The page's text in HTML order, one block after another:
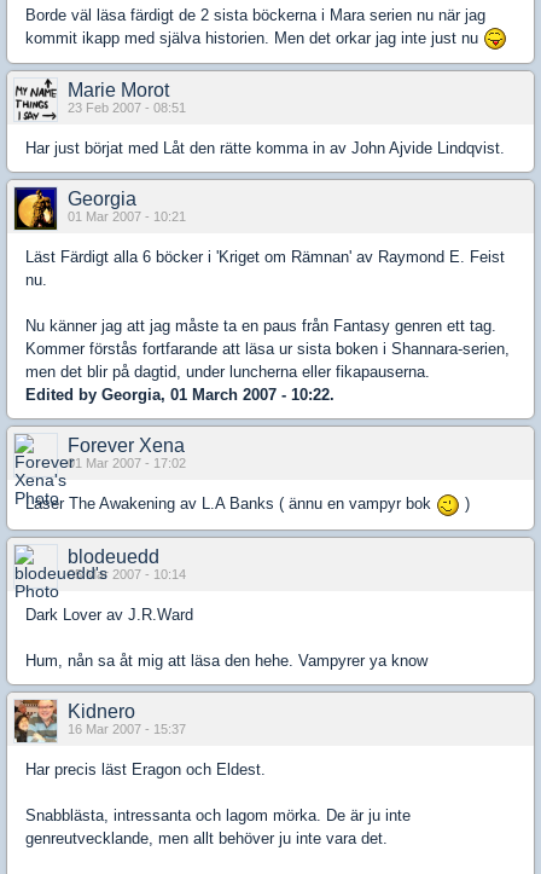
Borde väl läsa färdigt de 2 sista böckerna i Mara serien nu när jag
kommit ikapp med själva historien. Men det orkar jag inte just nu
Marie Morot
23 Feb 2007 - 08:51
Har just börjat med Låt den rätte komma in av John Ajvide Lindqvist.
Georgia
01 Mar 2007 - 10:21
Läst Färdigt alla 6 böcker i 'Kriget om Rämnan' av Raymond E. Feist
nu.
Nu känner jag att jag måste ta en paus från Fantasy genren ett tag.
Kommer förstås fortfarande att läsa ur sista boken i Shannara-serien,
men det blir på dagtid, under luncherna eller fikapauserna.
Edited by Georgia, 01 March 2007 - 10:22.
Forever Xena
01 Mar 2007 - 17:02
Läser The Awakening av L.A Banks ( ännu en vampyr bok )
blodeuedd
05 Mar 2007 - 10:14
Dark Lover av J.R.Ward
Hum, nån sa åt mig att läsa den hehe. Vampyrer ya know
Kidnero
16 Mar 2007 - 15:37
Har precis läst Eragon och Eldest.
Snabblästa, intressanta och lagom mörka. De är ju inte
genreutvecklande, men allt behöver ju inte vara det.